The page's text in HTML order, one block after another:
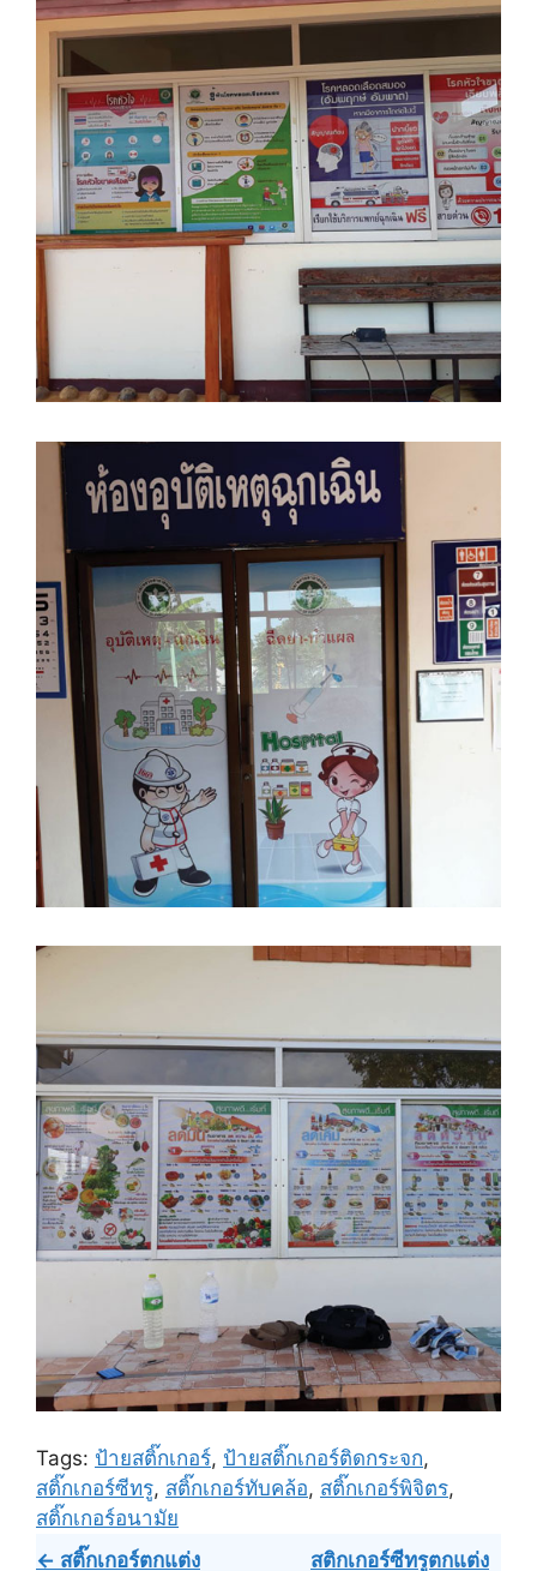
Tags: ป้ายสติ๊กเกอร์, ป้ายสติ๊กเกอร์ติดกระจก,
สติ๊กเกอร์ซีทรู, สติ๊กเกอร์ทับคล้อ, สติ๊กเกอร์พิจิตร,
สติ๊กเกอร์อนามัย
Post
← สติ๊กเกอร์ตกแต่ง สติกเกอร์ซีทรูตกแต่ง